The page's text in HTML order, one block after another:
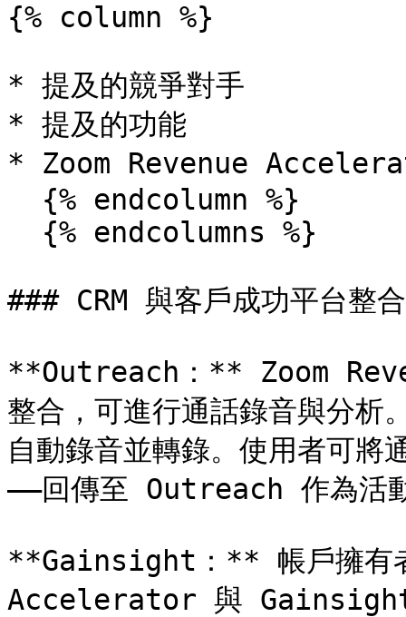
{% column %}
* 提及的競爭對手
* 提及的功能
* Zoom Revenue
### CRM 與客戶成功平台整合
**Outreach：** Zoom
整合，可進行通話錄音與分
自動錄音並轉錄。使用者可將
——回傳至 Outreach 作為活
**Gainsight：** 帳戶擁有
Accelerator 與